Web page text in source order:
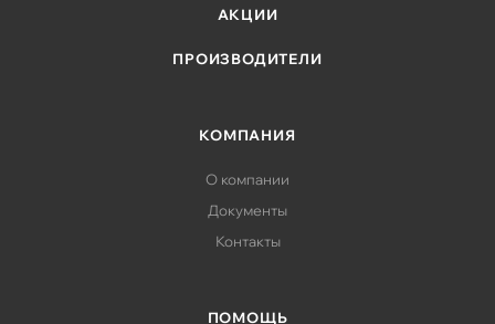
АКЦИИ
ПРОИЗВОДИТЕЛИ
КОМПАНИЯ
О компании
Документы
Контакты
ПОМОЩЬ